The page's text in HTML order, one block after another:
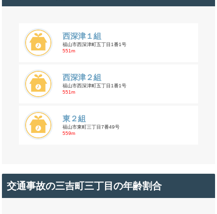
西深津１組
福山市西深津町五丁目1番1号
551m
西深津２組
福山市西深津町五丁目1番1号
551m
東２組
福山市東町三丁目7番49号
559m
交通事故の三吉町三丁目の年齢割合